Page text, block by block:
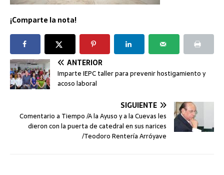
¡Comparte la nota!
ANTERIOR
Imparte IEPC taller para prevenir hostigamiento y
acoso laboral
SIGUIENTE
Comentario a Tiempo /A la Ayuso y a la Cuevas les
dieron con la puerta de catedral en sus narices
/Teodoro Rentería Arróyave